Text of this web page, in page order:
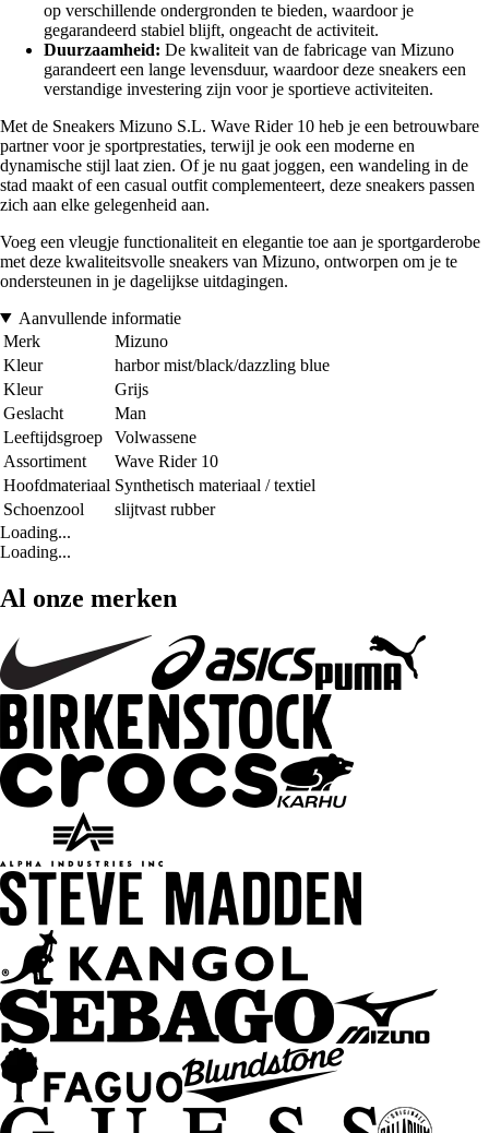
op verschillende ondergronden te bieden, waardoor je
gegarandeerd stabiel blijft, ongeacht de activiteit.
Duurzaamheid: De kwaliteit van de fabricage van Mizuno
garandeert een lange levensduur, waardoor deze sneakers een
verstandige investering zijn voor je sportieve activiteiten.
Met de Sneakers Mizuno S.L. Wave Rider 10 heb je een betrouwbare
partner voor je sportprestaties, terwijl je ook een moderne en
dynamische stijl laat zien. Of je nu gaat joggen, een wandeling in de
stad maakt of een casual outfit complementeert, deze sneakers passen
zich aan elke gelegenheid aan.
Voeg een vleugje functionaliteit en elegantie toe aan je sportgarderobe
met deze kwaliteitsvolle sneakers van Mizuno, ontworpen om je te
ondersteunen in je dagelijkse uitdagingen.
Aanvullende informatie
Merk
Mizuno
Kleur
harbor mist/black/dazzling blue
Kleur
Grijs
Geslacht
Man
Leeftijdsgroep
Volwassene
Assortiment
Wave Rider 10
Hoofdmateriaal Synthetisch materiaal / textiel
Schoenzool
slijtvast rubber
Loading...
Loading...
Al onze merken